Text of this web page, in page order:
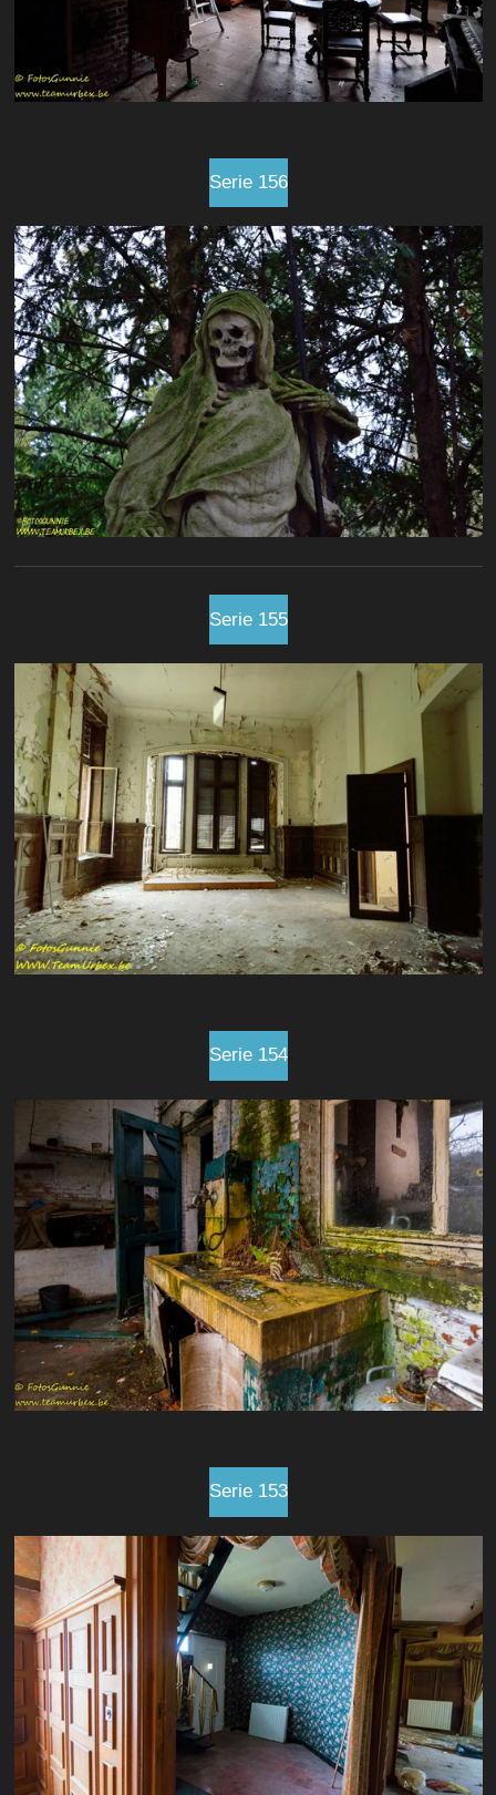
Serie 156
Serie 155
Serie 154
Serie 153